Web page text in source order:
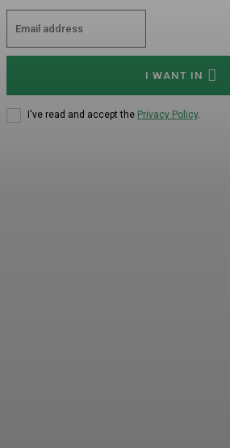
I WANT IN
I've read and accept the Privacy Policy.